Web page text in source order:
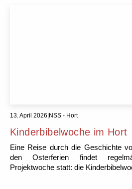
13. April 2026|NSS - Hort
Kinderbibelwoche im Hort
Eine Reise durch die Geschichte
den Osterferien findet
Projektwoche statt: die